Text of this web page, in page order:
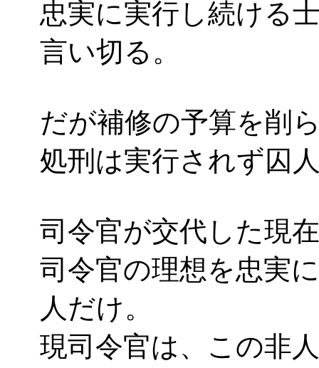
忠実に実行し続ける
言い切る。
だが補修の予算を削
処刑は実行されず囚
司令官が交代した現
司令官の理想を忠実
人だけ。
現司令官は、この非